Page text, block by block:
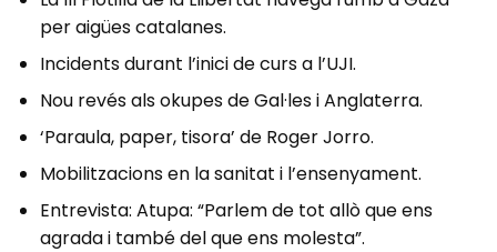
per aigües catalanes.
Incidents durant l’inici de curs a l’UJI.
Nou revés als okupes de Gal·les i Anglaterra.
‘Paraula, paper, tisora’ de Roger Jorro.
Mobilitzacions en la sanitat i l’ensenyament.
Entrevista: Atupa: “Parlem de tot allò que ens
agrada i també del que ens molesta”.